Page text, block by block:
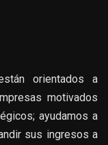
orientados a
motivados
ayudamos a
sus ingresos a